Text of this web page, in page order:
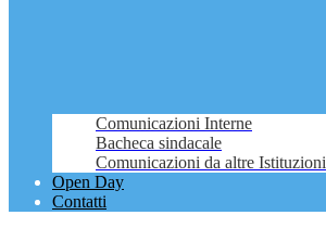
Comunicazioni Interne
Bacheca sindacale
Comunicazioni da altre Istituzioni
Open Day
Contatti